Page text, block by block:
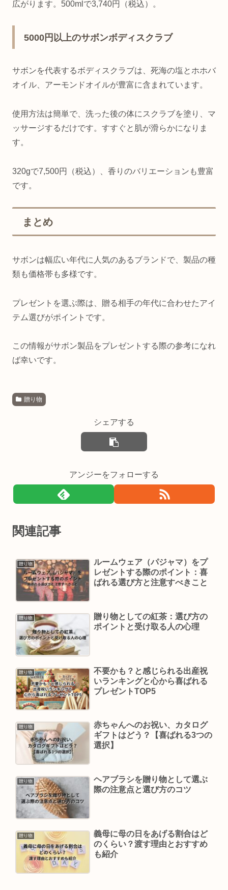
広がります。500mlで3,740円（税込）。
5000円以上のサボンボディスクラブ
サボンを代表するボディスクラブは、死海の塩とホホバ
オイル、アーモンドオイルが豊富に含まれています。
使用方法は簡単で、洗った後の体にスクラブを塗り、マ
ッサージするだけです。すすぐと肌が滑らかになりま
す。
320gで7,500円（税込）、香りのバリエーションも豊富
です。
まとめ
サボンは幅広い年代に人気のあるブランドで、製品の種
類も価格帯も多様です。
プレゼントを選ぶ際は、贈る相手の年代に合わせたアイ
テム選びがポイントです。
この情報がサボン製品をプレゼントする際の参考になれ
ば幸いです。
贈り物
シェアする
アンジーをフォローする
関連記事
贈り物
ルームウェア（パジャマ）をプ
レゼントする際のポイント：喜
ばれる選び方と注意すべきこと
贈り物
贈り物としての紅茶：選び方の
ポイントと受け取る人の心理
贈り物
不要かも？と感じられる出産祝
いランキングと心から喜ばれる
プレゼントTOP5
贈り物
赤ちゃんへのお祝い、カタログ
ギフトはどう？【喜ばれる3つの
選択】
贈り物
ヘアブラシを贈り物として選ぶ
際の注意点と選び方のコツ
贈り物
義母に母の日をあげる割合はど
のくらい？渡す理由とおすすめ
も紹介